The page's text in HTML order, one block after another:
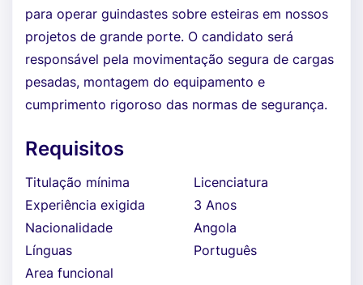
para operar guindastes sobre esteiras em nossos
projetos de grande porte. O candidato será
responsável pela movimentação segura de cargas
pesadas, montagem do equipamento e
cumprimento rigoroso das normas de segurança.
Requisitos
Titulação mínima
Licenciatura
Experiência exigida
3 Anos
Nacionalidade
Angola
Línguas
Português
Area funcional